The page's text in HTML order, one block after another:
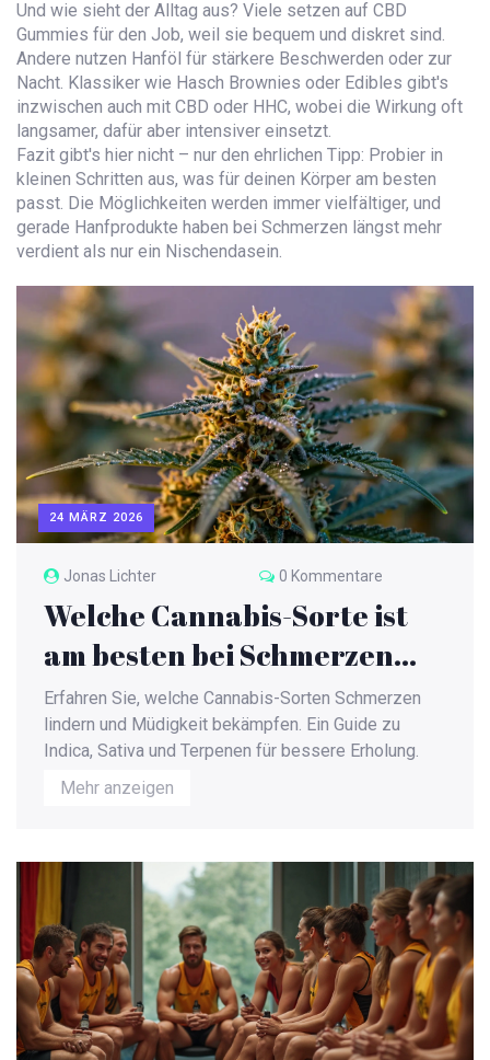
Und wie sieht der Alltag aus? Viele setzen auf CBD
Gummies für den Job, weil sie bequem und diskret sind.
Andere nutzen Hanföl für stärkere Beschwerden oder zur
Nacht. Klassiker wie Hasch Brownies oder Edibles gibt's
inzwischen auch mit CBD oder HHC, wobei die Wirkung oft
langsamer, dafür aber intensiver einsetzt.
Fazit gibt's hier nicht – nur den ehrlichen Tipp: Probier in
kleinen Schritten aus, was für deinen Körper am besten
passt. Die Möglichkeiten werden immer vielfältiger, und
gerade Hanfprodukte haben bei Schmerzen längst mehr
verdient als nur ein Nischendasein.
24 MÄRZ 2026
Jonas Lichter 0 Kommentare
Welche Cannabis-Sorte ist
am besten bei Schmerzen
und Müdigkeit?
Erfahren Sie, welche Cannabis-Sorten Schmerzen
lindern und Müdigkeit bekämpfen. Ein Guide zu
Indica, Sativa und Terpenen für bessere Erholung.
Mehr anzeigen